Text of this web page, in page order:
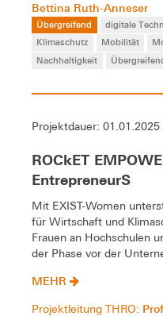
Bettina Ruth-Anneser
Übergreifend digitale
Klimaschutz
Mobilität
Nachhaltigkeit
Projektdauer:
ROCkET
EntrepreneurS
Mit EXIST-Women
für Wirtschaft und
Frauen an Hochschulen
der Phase vor der
MEHR
Projektleitung THRO: